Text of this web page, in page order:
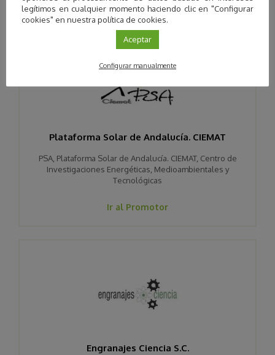
promotores
Plataforma Solar de Andalucía. CIEMAT
PSA, Plataforma Solar de Andalucía. CIEMAT, Centro de
Investigaciones Energéticas, Medioambientales y
Tecnológicas
Ir al Promotor
Engranajes Ciencia S.C.
legítimos en cualquier momento haciendo clic en "Configurar
cookies" en nuestra política de cookies.
Aceptar
Configurar manualmente